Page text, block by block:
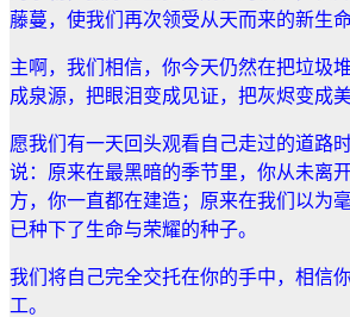
藤蔓，使我们再次领受从天而来的新生命
主啊，我们相信，你今天仍然在把垃圾
成泉源，把眼泪变成见证，把灰烬变成美
愿我们有一天回头观看自己走过的道路
说：原来在最黑暗的季节里，你从未离
方，你一直都在建造；原来在我们以为
已种下了生命与荣耀的种子。
我们将自己完全交托在你的手中，相信
工。